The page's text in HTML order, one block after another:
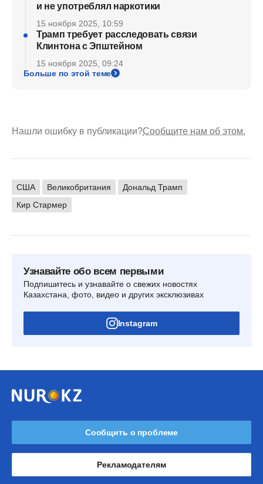
и не употреблял наркотики
15 ноября 2025, 10:59
Трамп требует расследовать связи
Клинтона с Эпштейном
15 ноября 2025, 09:24
Больше по этой теме
Нашли ошибку в публикации?Сообщите нам об этом.
США Великобритания
Дональд Трамп
Кир Стармер
Узнавайте обо всем первыми
Подпишитесь и узнавайте о свежих новостях
Казахстана, фото, видео и других эксклюзивах
Instagram
Сообщить о проблеме
Рекламодателям